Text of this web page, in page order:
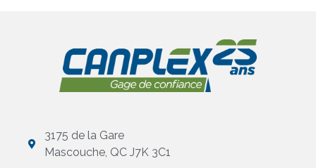
3175 de la Gare
Mascouche, QC J7K 3C1